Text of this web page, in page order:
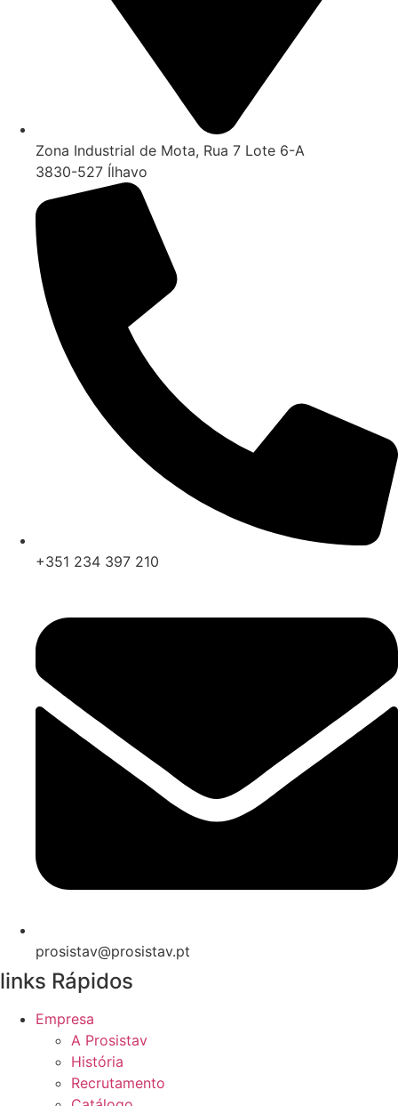
Zona Industrial de Mota, Rua 7 Lote 6-A
3830-527 Ílhavo
+351 234 397 210
prosistav@prosistav.pt
links Rápidos
Empresa
A Prosistav
História
Recrutamento